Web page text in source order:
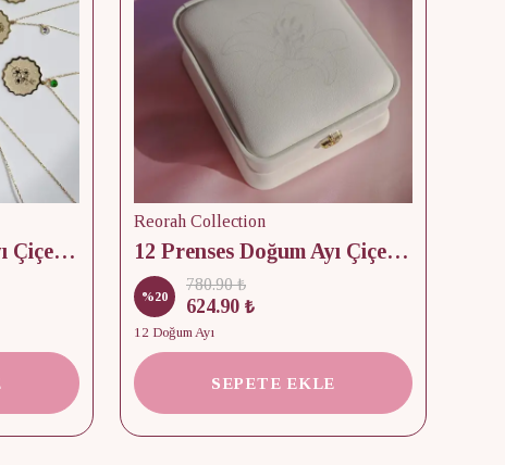
12 Prenses Doğum Ayı Çiçek & Taş 925 Gümüş Kolye
Reorah Collection
12 Prenses Doğum Ayı Çiçek Baskılı Takı Kutusu
%20
780.90 ₺
624.90 ₺
12 Doğum Ayı
SEPETE EKLE